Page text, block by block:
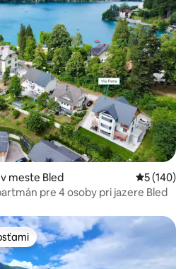
meste Bled Priemerné
5 (140)
pre 4 osoby pri jazere Bled
hosťami